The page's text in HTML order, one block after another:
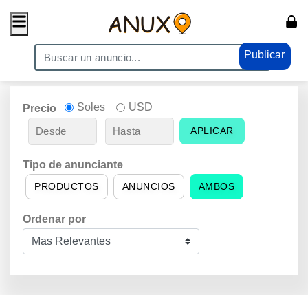
Publicar
Precio Soles USD
APLICAR
Tipo de anunciante
AMBOS
ANUNCIOS
PRODUCTOS
Ordenar por